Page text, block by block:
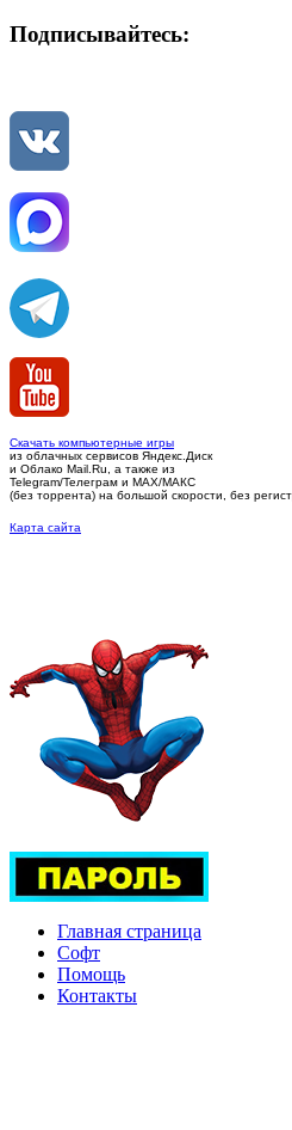
Подписывайтесь:
Скачать компьютерные игры
из облачных сервисов Яндекс.Диск
и Облако Mail.Ru, а также из
Telegram/Телеграм и MAX/МАКС
(без торрента) на большой скорости, без
Карта сайта
Главная страница
Софт
Помощь
Контакты